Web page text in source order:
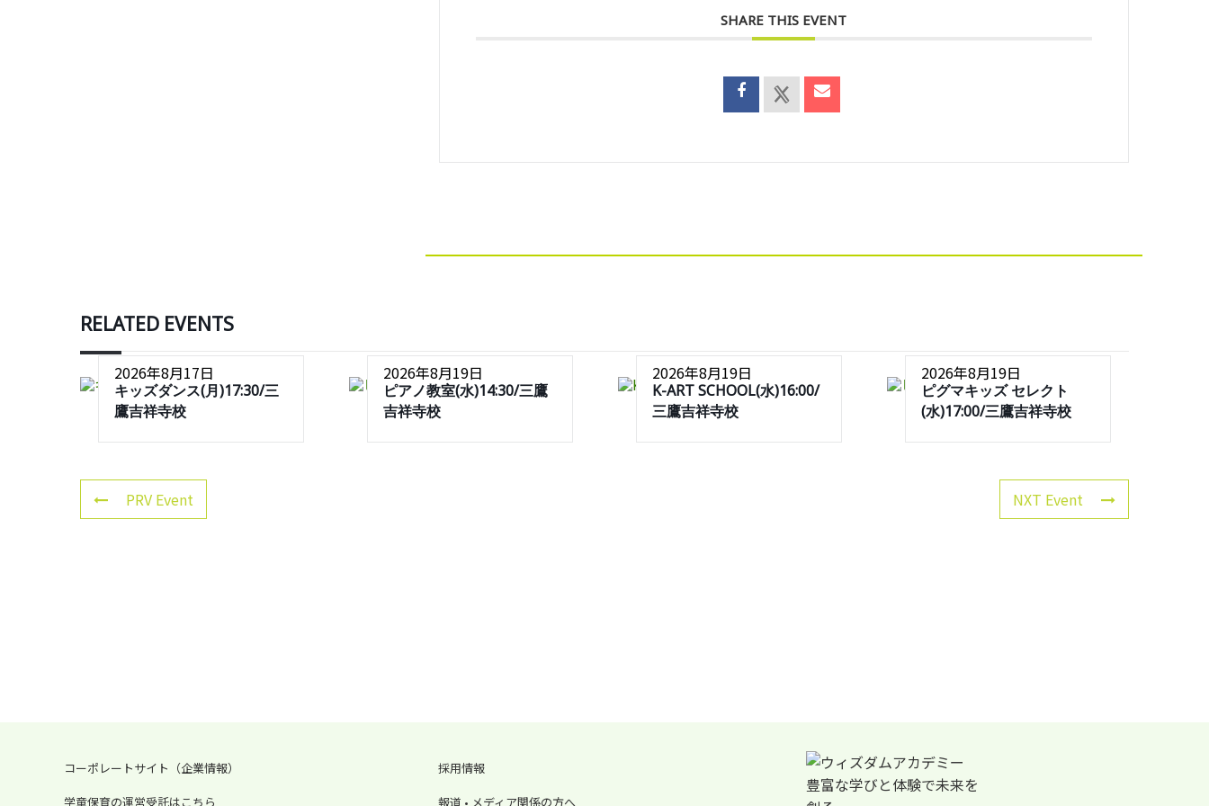
SHARE THIS EVENT
RELATED EVENTS
2026年8月17日
キッズダンス(月)17:30/三
鷹吉祥寺校
2026年8月19日
ピアノ教室(水)14:30/三鷹
吉祥寺校
2026年8月19日
K-ART SCHOOL(水)16:00/
三鷹吉祥寺校
2026年8月19日
ピグマキッズ セレクト
(水)17:00/三鷹吉祥寺校
PRV Event NXT Event
コーポレートサイト（企業情報）
学童保育の運営受託はこちら
採用情報
報道 • メディア関係の方へ